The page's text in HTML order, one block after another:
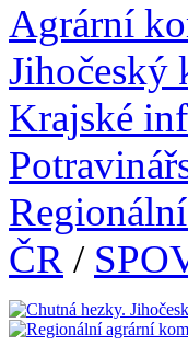
Agrární
Jihočeský
Krajské
ČR /